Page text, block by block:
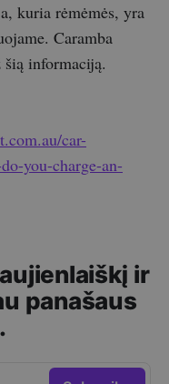
kuria rėmėmės, yra
Caramba
informaciją.
car-
you-charge-an-
ir
panašaus